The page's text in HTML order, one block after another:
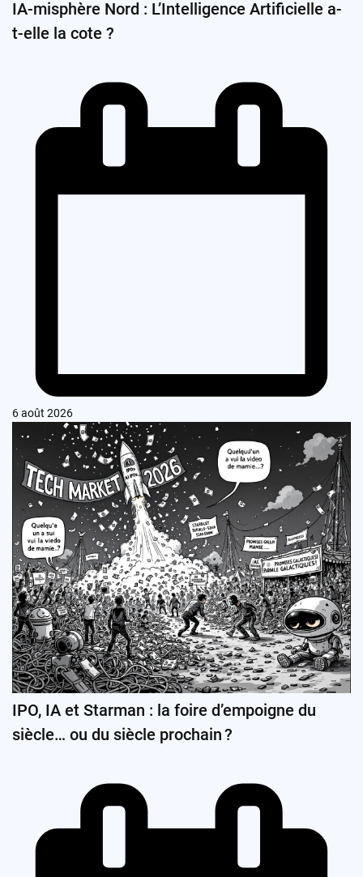
IA-misphère Nord : L’Intelligence Artificielle a-
t-elle la cote ?
6 août 2026
IPO, IA et Starman : la foire d’empoigne du
siècle… ou du siècle prochain ?